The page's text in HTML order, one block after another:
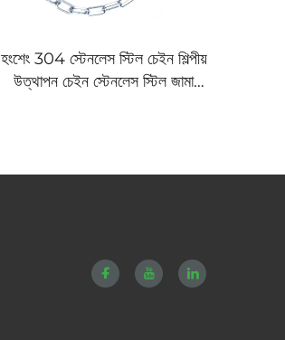
হংশেং 304 স্টেনলেস স্টিল চেইন শিল্পীয়
উত্থাপন চেইন স্টেনলেস স্টিল জামা